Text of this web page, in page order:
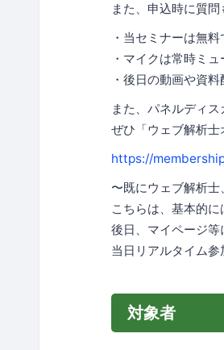
また、申込時に質
・当セミナーは無
・マイクは常時ミ
・後日の動画や資
また、パネルディ
ぜひ「ウェブ解析士
https://
〜既にウェブ解析
こちらは、基本的
後日、マイページ
当日リアルタイム参
対象者